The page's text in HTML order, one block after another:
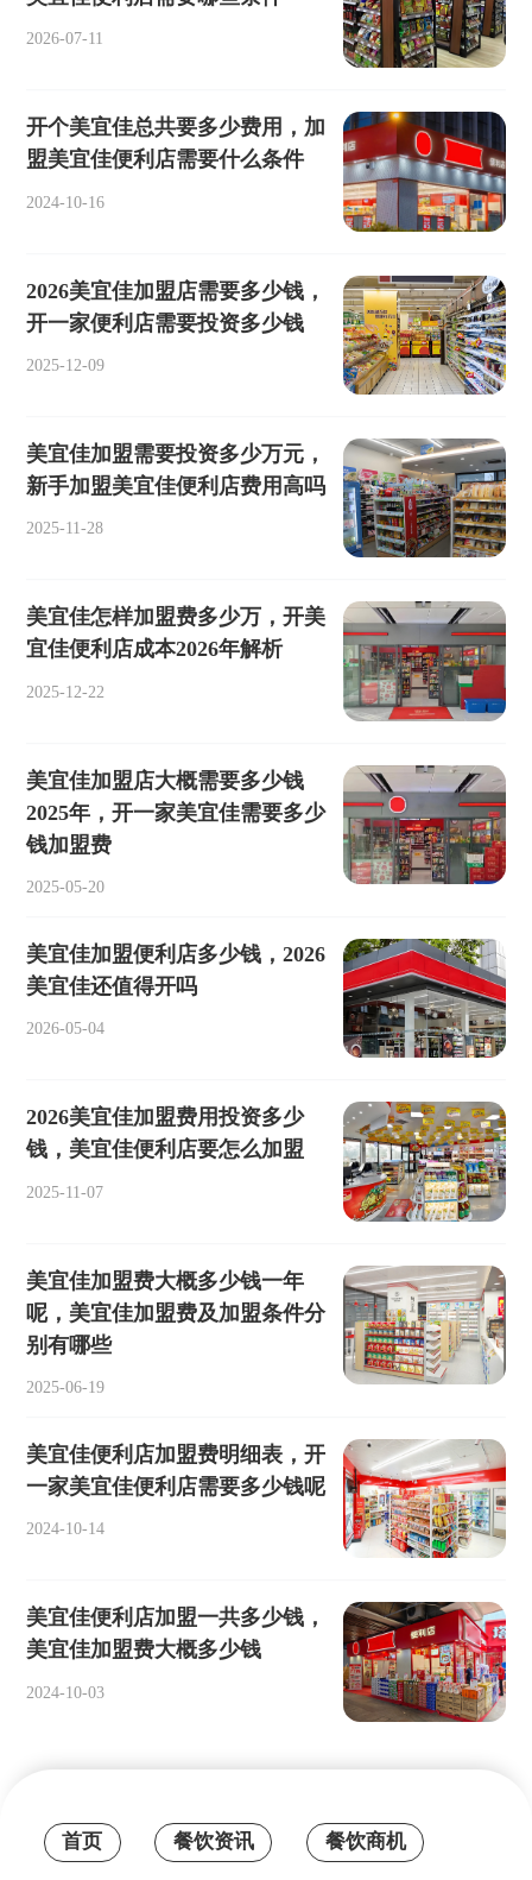
2026-07-11
开个美宜佳总共要多少费用，加
盟美宜佳便利店需要什么条件
2024-10-16
2026美宜佳加盟店需要多少钱，
开一家便利店需要投资多少钱
2025-12-09
美宜佳加盟需要投资多少万元，
新手加盟美宜佳便利店费用高吗
2025-11-28
美宜佳怎样加盟费多少万，开美
宜佳便利店成本2026年解析
2025-12-22
美宜佳加盟店大概需要多少钱
2025年，开一家美宜佳需要多少
钱加盟费
2025-05-20
美宜佳加盟便利店多少钱，2026
美宜佳还值得开吗
2026-05-04
2026美宜佳加盟费用投资多少
钱，美宜佳便利店要怎么加盟
2025-11-07
美宜佳加盟费大概多少钱一年
呢，美宜佳加盟费及加盟条件分
别有哪些
2025-06-19
美宜佳便利店加盟费明细表，开
一家美宜佳便利店需要多少钱呢
2024-10-14
美宜佳便利店加盟一共多少钱，
美宜佳加盟费大概多少钱
2024-10-03
首页 餐饮资讯 餐饮商机